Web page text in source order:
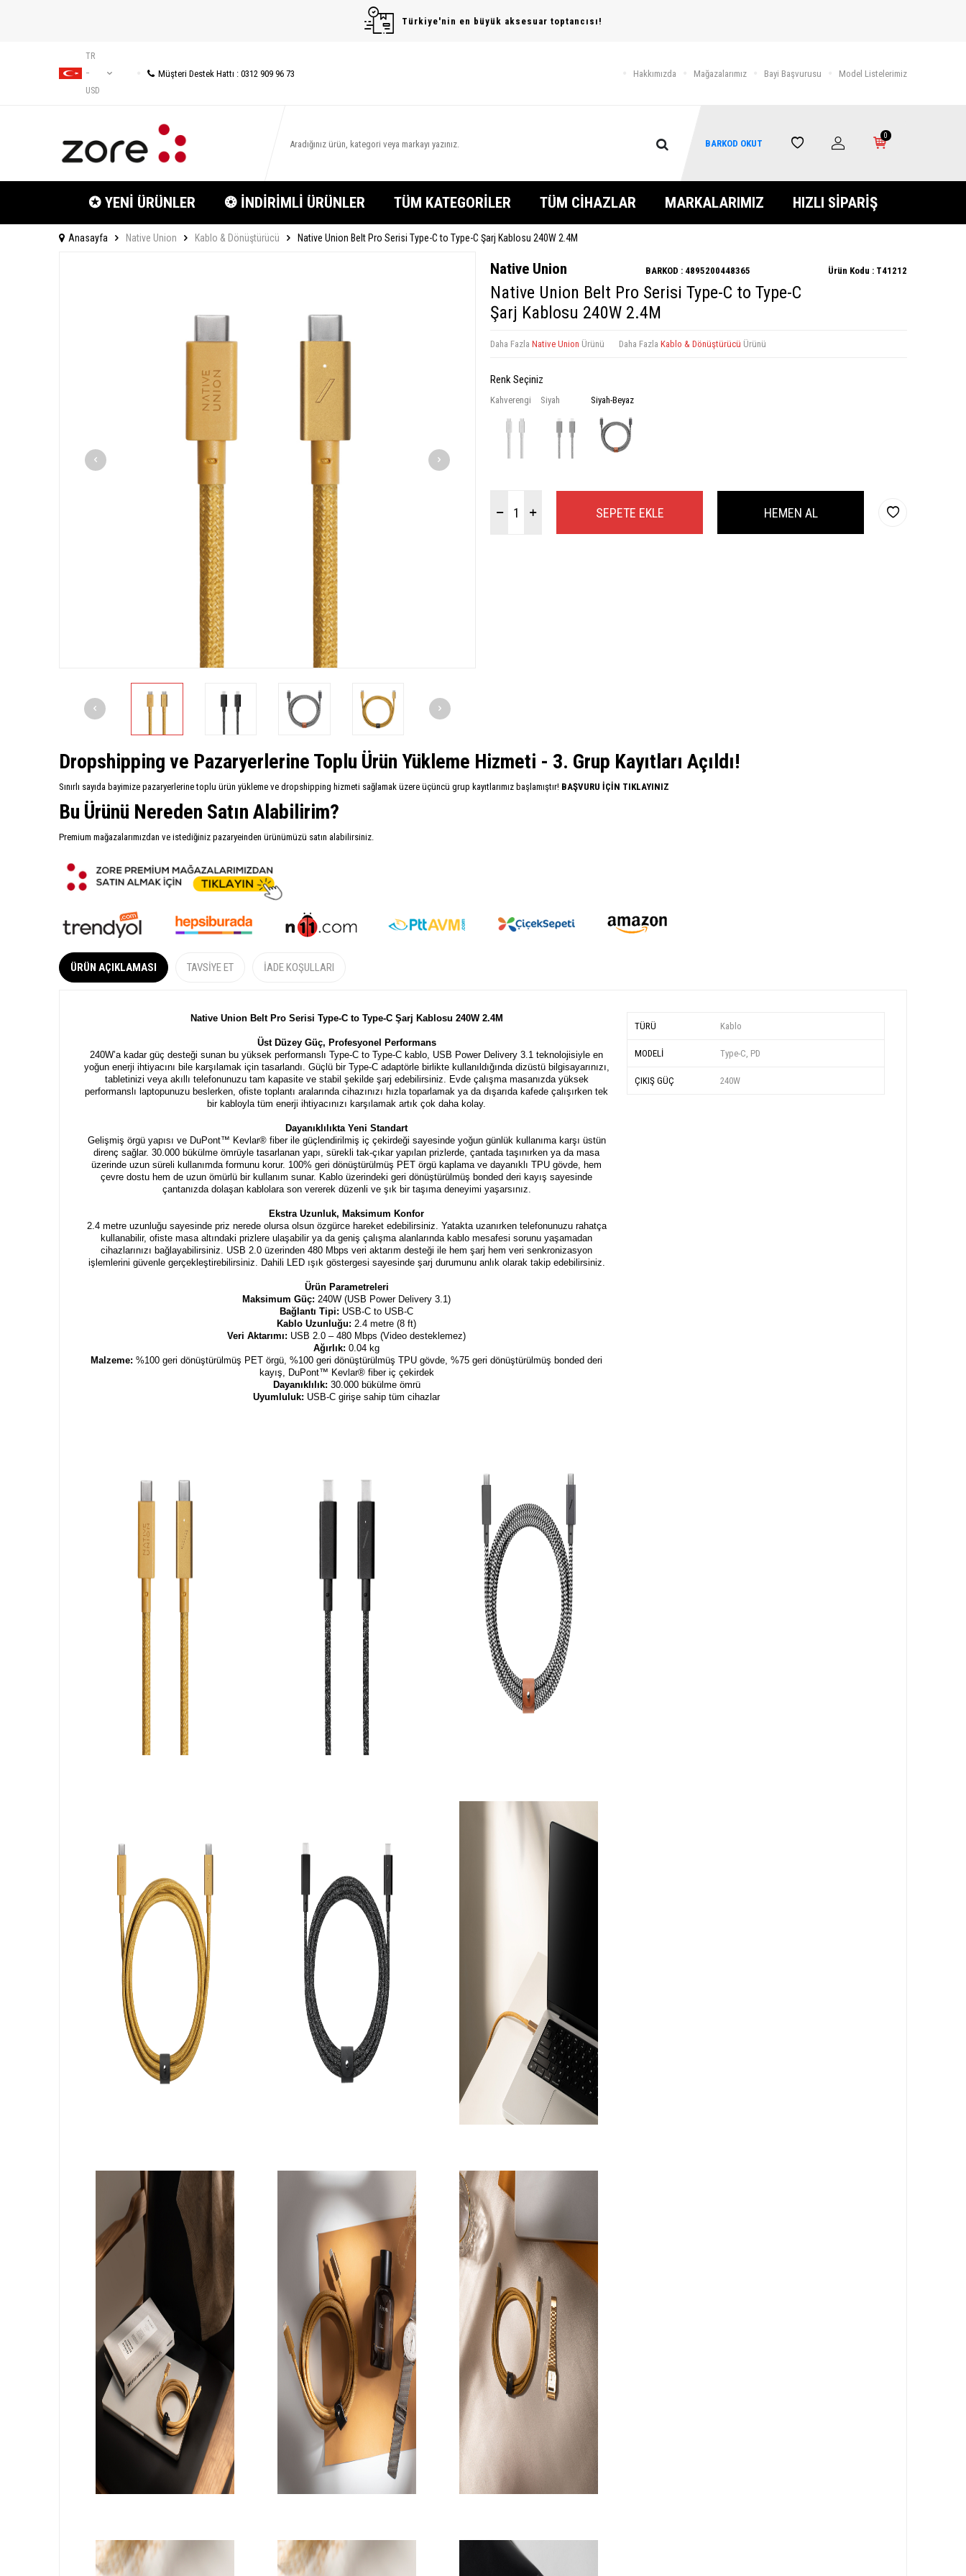
Türkiye'nin en büyük aksesuar toptancısı!
TR
−
USD
Müşteri Destek Hattı : 0312 909 96 73 Hakkımızda Mağazalarımız Bayi Başvurusu Model Listelerimiz
BARKOD OKUT
0
✪ YENİ ÜRÜNLER ❂ İNDİRİMLİ ÜRÜNLER TÜM KATEGORİLER TÜM CİHAZLAR MARKALARIMIZ HIZLI SİPARİŞ
Anasayfa Native Union Kablo & Dönüştürücü Native Union Belt Pro Serisi Type-C to Type-C Şarj Kablosu 240W 2.4M
Native Union BARKOD : 4895200448365 Ürün Kodu : T41212
Native Union Belt Pro Serisi Type-C to Type-C
Şarj Kablosu 240W 2.4M
Daha Fazla Native Union Ürünü Daha Fazla Kablo & Dönüştürücü Ürünü
Renk Seçiniz
Kahverengi Siyah Siyah-Beyaz
SEPETE EKLE HEMEN AL
Dropshipping ve Pazaryerlerine Toplu Ürün Yükleme Hizmeti - 3. Grup Kayıtları Açıldı!
Sınırlı sayıda bayimize pazaryerlerine toplu ürün yükleme ve dropshipping hizmeti sağlamak üzere üçüncü grup kayıtlarımız başlamıştır! BAŞVURU İÇİN TIKLAYINIZ
Bu Ürünü Nereden Satın Alabilirim?
Premium mağazalarımızdan ve istediğiniz pazaryeinden ürünümüzü satın alabilirsiniz.
ÜRÜN AÇIKLAMASI TAVSIYE ET İADE KOŞULLARI
Native Union Belt Pro Serisi Type-C to Type-C Şarj Kablosu 240W 2.4M
Üst Düzey Güç, Profesyonel Performans
240W’a kadar güç desteği sunan bu yüksek performanslı Type-C to Type-C kablo, USB Power Delivery 3.1 teknolojisiyle en
yoğun enerji ihtiyacını bile karşılamak için tasarlandı. Güçlü bir Type-C adaptörle birlikte kullanıldığında dizüstü bilgisayarınızı,
tabletinizi veya akıllı telefonunuzu tam kapasite ve stabil şekilde şarj edebilirsiniz. Evde çalışma masanızda yüksek
performanslı laptopunuzu beslerken, ofiste toplantı aralarında cihazınızı hızla toparlamak ya da dışarıda kafede çalışırken tek
bir kabloyla tüm enerji ihtiyacınızı karşılamak artık çok daha kolay.
Dayanıklılıkta Yeni Standart
Gelişmiş örgü yapısı ve DuPont™ Kevlar® fiber ile güçlendirilmiş iç çekirdeği sayesinde yoğun günlük kullanıma karşı üstün
direnç sağlar. 30.000 bükülme ömrüyle tasarlanan yapı, sürekli tak-çıkar yapılan prizlerde, çantada taşınırken ya da masa
üzerinde uzun süreli kullanımda formunu korur. 100% geri dönüştürülmüş PET örgü kaplama ve dayanıklı TPU gövde, hem
çevre dostu hem de uzun ömürlü bir kullanım sunar. Kablo üzerindeki geri dönüştürülmüş bonded deri kayış sayesinde
çantanızda dolaşan kablolara son vererek düzenli ve şık bir taşıma deneyimi yaşarsınız.
Ekstra Uzunluk, Maksimum Konfor
2.4 metre uzunluğu sayesinde priz nerede olursa olsun özgürce hareket edebilirsiniz. Yatakta uzanırken telefonunuzu rahatça
kullanabilir, ofiste masa altındaki prizlere ulaşabilir ya da geniş çalışma alanlarında kablo mesafesi sorunu yaşamadan
cihazlarınızı bağlayabilirsiniz. USB 2.0 üzerinden 480 Mbps veri aktarım desteği ile hem şarj hem veri senkronizasyon
işlemlerini güvenle gerçekleştirebilirsiniz. Dahili LED ışık göstergesi sayesinde şarj durumunu anlık olarak takip edebilirsiniz.
Ürün Parametreleri
Maksimum Güç: 240W (USB Power Delivery 3.1)
Bağlantı Tipi: USB-C to USB-C
Kablo Uzunluğu: 2.4 metre (8 ft)
Veri Aktarımı: USB 2.0 – 480 Mbps (Video desteklemez)
Ağırlık: 0.04 kg
Malzeme: %100 geri dönüştürülmüş PET örgü, %100 geri dönüştürülmüş TPU gövde, %75 geri dönüştürülmüş bonded deri
kayış, DuPont™ Kevlar® fiber iç çekirdek
Dayanıklılık: 30.000 bükülme ömrü
Uyumluluk: USB-C girişe sahip tüm cihazlar
TÜRÜ Kablo
MODELİ Type-C, PD
ÇIKIŞ GÜÇ 240W